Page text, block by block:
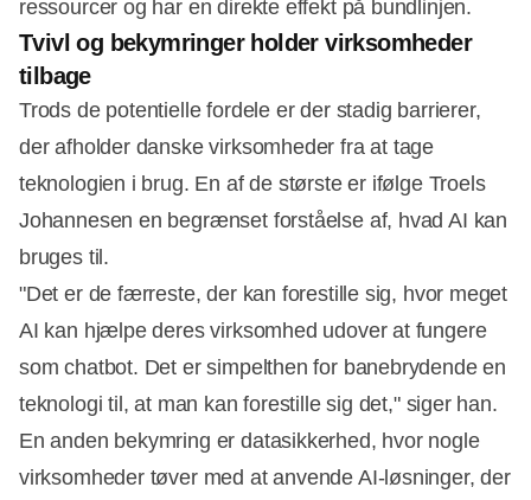
ressourcer og har en direkte effekt på bundlinjen.
Tvivl og bekymringer holder virksomheder
tilbage
Trods de potentielle fordele er der stadig barrierer,
der afholder danske virksomheder fra at tage
teknologien i brug. En af de største er ifølge Troels
Johannesen en begrænset forståelse af, hvad AI kan
bruges til.
"Det er de færreste, der kan forestille sig, hvor meget
AI kan hjælpe deres virksomhed udover at fungere
som chatbot. Det er simpelthen for banebrydende en
teknologi til, at man kan forestille sig det," siger han.
En anden bekymring er datasikkerhed, hvor nogle
virksomheder tøver med at anvende AI-løsninger, der